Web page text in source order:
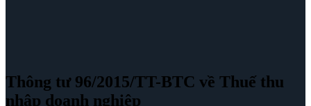
Thông tư 96/2015/TT-BTC về Thuế thu
nhập doanh nghiệp